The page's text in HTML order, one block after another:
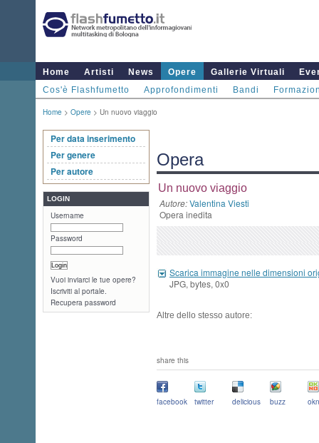
Home Artisti News Opere Gallerie Virtuali
Cos'è Flashfumetto
Approfondimenti Bandi
Home > Opere > Un nuovo viaggio
Per data inserimento
Per genere
Per autore
LOGIN
Username
Password
Vuoi inviarci le tue opere?
Iscriviti al portale.
Recupera password
Opera
Un nuovo viaggio
Autore:Valentina Viesti
Opera inedita
Scarica immagine nelle dimensioni
JPG, bytes, 0x0
Altre dello stesso autore:
share this
facebook twitter delicious buzz